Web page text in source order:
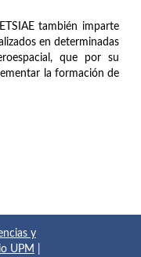
también imparte
en determinadas
que por su
la formación de
y
UPM